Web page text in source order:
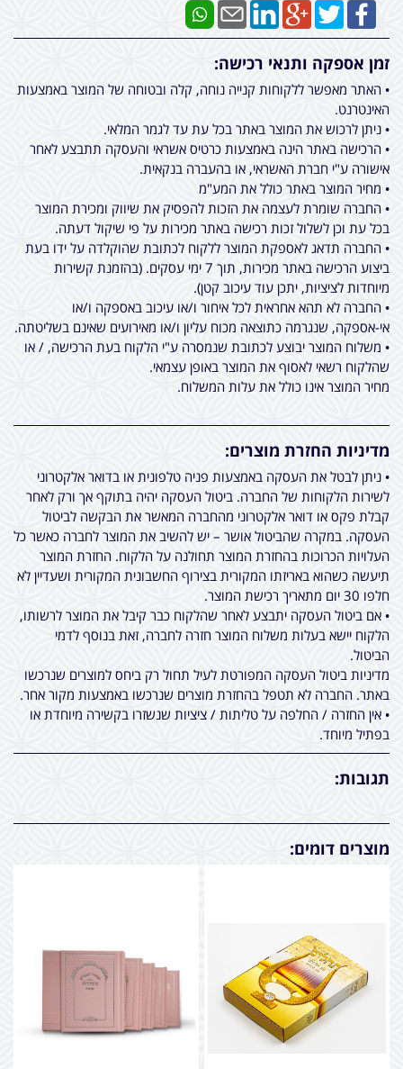
זמן אספקה ותנאי רכישה:
• האתר מאפשר ללקוחות קנייה נוחה, קלה ובטוחה של המוצר באמצעות
האינטרנט.
• ניתן לרכוש את המוצר באתר בכל עת עד לגמר המלאי.
• הרכישה באתר הינה באמצעות כרטיס אשראי והעסקה תתבצע לאחר
אישורה ע"י חברת האשראי, או בהעברה בנקאית.
• מחיר המוצר באתר כולל את המע"מ
• החברה שומרת לעצמה את הזכות להפסיק את שיווק ומכירת המוצר
בכל עת וכן לשלול זכות רכישה באתר מכירות על פי שיקול דעתה.
• החברה תדאג לאספקת המוצר ללקוח לכתובת שהוקלדה על ידו בעת
ביצוע הרכישה באתר מכירות, תוך 7 ימי עסקים. (בהזמנת קשירות
מיוחדות לציציות, יתכן עוד עיכוב קטן).
• החברה לא תהא אחראית לכל איחור ו/או עיכוב באספקה ו/או
אי-אספקה, שנגרמה כתוצאה מכוח עליון ו/או מאירועים שאינם בשליטתה.
• משלוח המוצר יבוצע לכתובת שנמסרה ע"י הלקוח בעת הרכישה, / או
שהלקוח רשאי לאסוף את המוצר באופן עצמאי.
מחיר המוצר אינו כולל את עלות המשלוח.
מדיניות החזרת מוצרים:
• ניתן לבטל את העסקה באמצעות פניה טלפונית או בדואר אלקטרוני
לשירות הלקוחות של החברה. ביטול העסקה יהיה בתוקף אך ורק לאחר
קבלת פקס או דואר אלקטרוני מהחברה המאשר את הבקשה לביטול
העסקה. במקרה שהביטול אושר – יש להשיב את המוצר לחברה כאשר כל
העלויות הכרוכות בהחזרת המוצר תחולנה על הלקוח. החזרת המוצר
תיעשה כשהוא באריזתו המקורית בצירוף החשבונית המקורית ושעדיין לא
חלפו 30 יום מתאריך רכישת המוצר.
• אם ביטול העסקה יתבצע לאחר שהלקוח כבר קיבל את המוצר לרשותו,
הלקוח יישא בעלות משלוח המוצר חזרה לחברה, זאת בנוסף לדמי
הביטול.
מדיניות ביטול העסקה המפורטת לעיל תחול רק ביחס למוצרים שנרכשו
באתר. החברה לא תטפל בהחזרת מוצרים שנרכשו באמצעות מקור אחר.
• אין החזרה / החלפה על טליתות / ציציות שנשזרו בקשירה מיוחדת או
בפתיל מיוחד.
תגובות:
מוצרים דומים: